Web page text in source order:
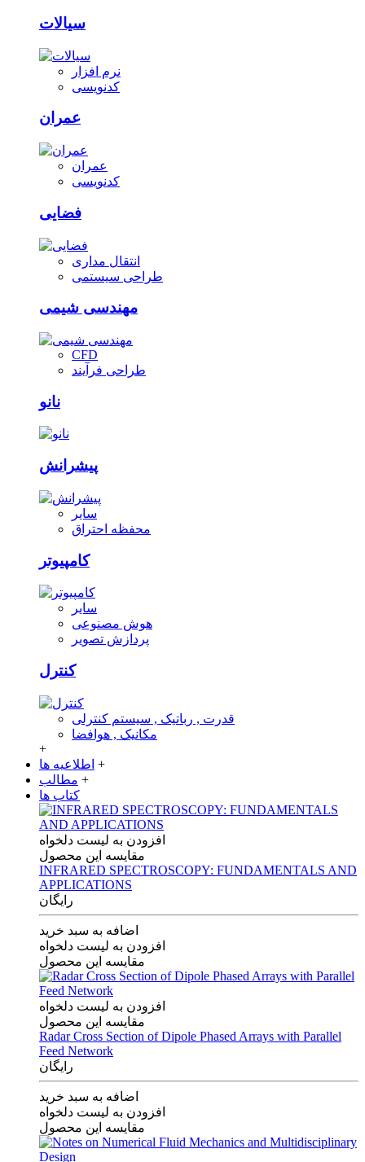
سیالات
نرم افزار
کدنویسی
عمران
عمران
کدنویسی
فضایی
انتقال مداری
طراحی سیستمی
مهندسی شیمی
CFD
طراحی فرآیند
نانو
پیشرانش
سایر
محفظه احتراق
کامپیوتر
سایر
هوش مصنوعی
پردازش تصویر
کنترل
قدرت , رباتیک , سیستم کنترلی
مکانیک , هوافضا
+
اطلاعیه ها +
مطالب +
کتاب ها
افزودن به لیست دلخواه
مقایسه این محصول
INFRARED SPECTROSCOPY: FUNDAMENTALS AND
APPLICATIONS
رایگان
اضافه به سبد خرید
افزودن به لیست دلخواه
مقایسه این محصول
افزودن به لیست دلخواه
مقایسه این محصول
Radar Cross Section of Dipole Phased Arrays with Parallel
Feed Network
رایگان
اضافه به سبد خرید
افزودن به لیست دلخواه
مقایسه این محصول